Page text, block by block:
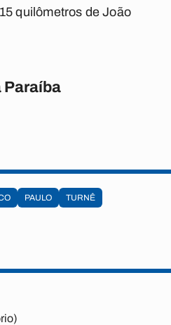
quilômetros de João
Paraíba
PAULO TURNÊ